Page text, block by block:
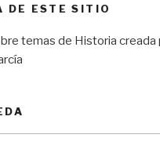
DE ESTE SITIO
temas de Historia creada